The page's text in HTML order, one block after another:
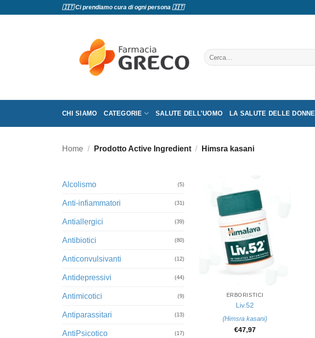
🇮🇹 Ci prendiamo cura di ogni persona 🇮🇹
Cerca:
CHI SIAMO CATEGORIE SALUTE DELL’UOMO LA SALUTE DELLE DONNE
Home / Prodotto Active Ingredient / Himsra kasani
Alcolismo (5)
Anti-infiammatori (31)
Antiallergici (39)
Antibiotici (80)
Anticonvulsivanti (12)
Antidepressivi (44)
Antimicotici (9)
Antiparassitari (13)
AntiPsicotico (17)
ERBORISTICI
Liv.52
(Himsra kasani)
€47,97